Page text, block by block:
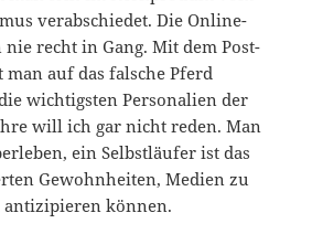
verabschiedet. Die Online-
recht in Gang. Mit dem Post-
auf das falsche Pferd
wichtigsten Personalien der
will ich gar nicht reden. Man
ein Selbstläufer ist das
Gewohnheiten, Medien zu
antizipieren können.